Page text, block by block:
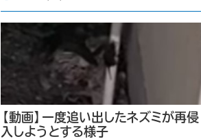
【動画】一度追い出したネズミが再侵
入しようとする様子